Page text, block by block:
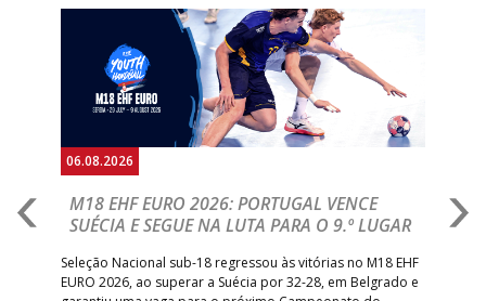
06.08.2026
M18 EHF EURO 2026: PORTUGAL VENCE
SUÉCIA E SEGUE NA LUTA PARA O 9.º LUGAR
Seleção Nacional sub-18 regressou às vitórias no M18 EHF
EURO 2026, ao superar a Suécia por 32-28, em Belgrado e